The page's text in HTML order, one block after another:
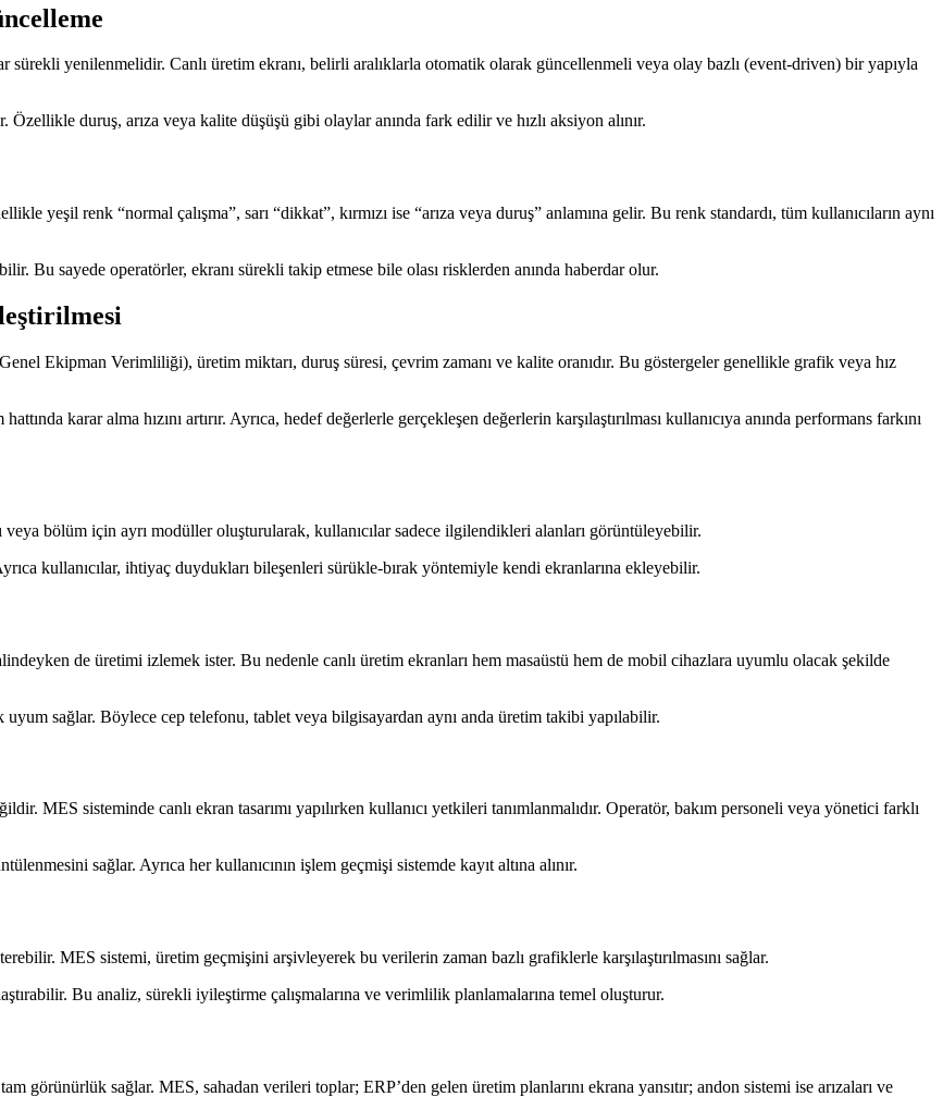
sürekli yenilenmelidir. Canlı üretim ekranı, belirli aralıklarla otomatik olarak güncellenmeli veya olay bazlı (event-driven) bir yapıyla
duruş, arıza veya kalite düşüşü gibi olaylar anında fark edilir ve hızlı aksiyon alınır.
yeşil renk “normal çalışma”, sarı “dikkat”, kırmızı ise “arıza veya duruş” anlamına gelir. Bu renk standardı, tüm kullanıcıların aynı
Bu sayede operatörler, ekranı sürekli takip etmese bile olası risklerden anında haberdar olur.
Ekipman Verimliliği), üretim miktarı, duruş süresi, çevrim zamanı ve kalite oranıdır. Bu göstergeler genellikle grafik veya hız
karar alma hızını artırır. Ayrıca, hedef değerlerle gerçekleşen değerlerin karşılaştırılması kullanıcıya anında performans farkını
veya bölüm için ayrı modüller oluşturularak, kullanıcılar sadece ilgilendikleri alanları görüntüleyebilir.
kullanıcılar, ihtiyaç duydukları bileşenleri sürükle-bırak yöntemiyle kendi ekranlarına ekleyebilir.
de üretimi izlemek ister. Bu nedenle canlı üretim ekranları hem masaüstü hem de mobil cihazlara uyumlu olacak şekilde
uyum sağlar. Böylece cep telefonu, tablet veya bilgisayardan aynı anda üretim takibi yapılabilir.
MES sisteminde canlı ekran tasarımı yapılırken kullanıcı yetkileri tanımlanmalıdır. Operatör, bakım personeli veya yönetici farklı
sağlar. Ayrıca her kullanıcının işlem geçmişi sistemde kayıt altına alınır.
MES sistemi, üretim geçmişini arşivleyerek bu verilerin zaman bazlı grafiklerle karşılaştırılmasını sağlar.
Bu analiz, sürekli iyileştirme çalışmalarına ve verimlilik planlamalarına temel oluşturur.
görünürlük sağlar. MES, sahadan verileri toplar; ERP’den gelen üretim planlarını ekrana yansıtır; andon sistemi ise arızaları ve